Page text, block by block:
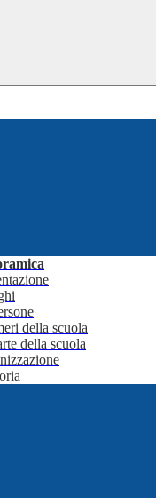
della scuola
della scuola